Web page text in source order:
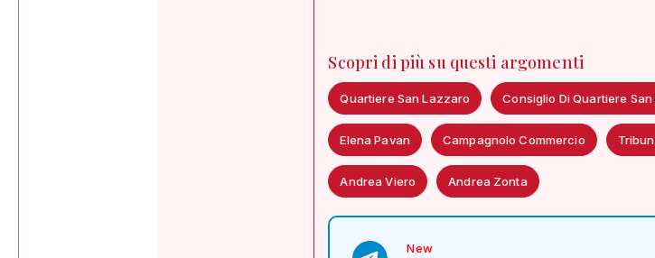
Scopri di più su questi argomenti
Quartiere San Lazzaro Consiglio Di Quartiere
Elena Pavan Campagnolo Commercio
Andrea Viero Andrea Zonta
New